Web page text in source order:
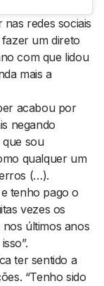
redes sociais
um direto
com que lidou
mais a
acabou por
negando
que sou
qualquer um
(…).
tenho pago o
vezes os
últimos anos
ter sentido a
“Tenho sido